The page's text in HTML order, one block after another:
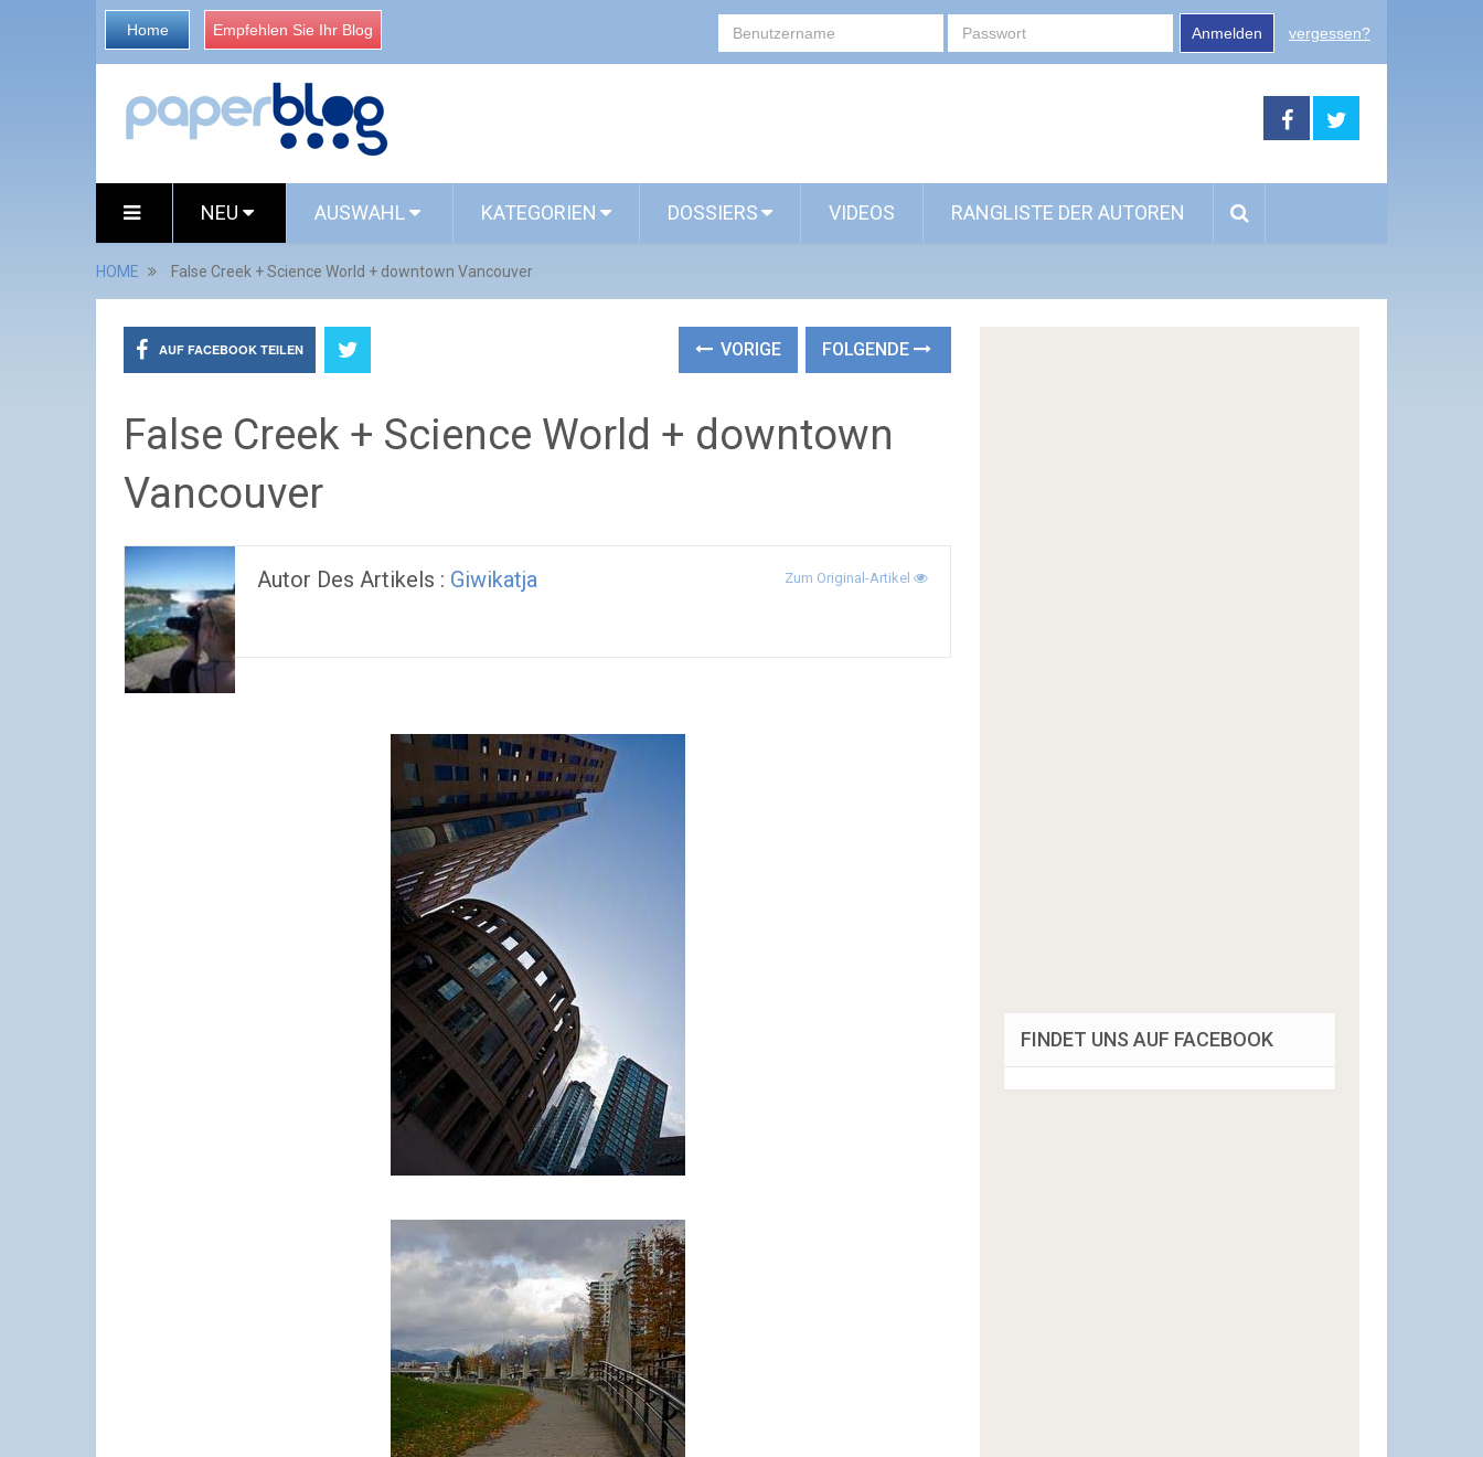
Home Empfehlen Sie Ihr Blog Anmelden vergessen?
NEU AUSWAHL KATEGORIEN DOSSIERS VIDEOS RANGLISTE DER AUTOREN
HOME False Creek + Science World + downtown Vancouver
AUF FACEBOOK TEILEN VORIGE FOLGENDE
False Creek + Science World + downtown
Vancouver
Autor Des Artikels : Giwikatja Zum Original-Artikel
FINDET UNS AUF FACEBOOK